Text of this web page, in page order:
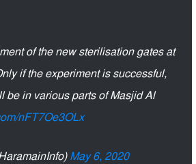
of the new sterilisation gates at
if the experiment is successful,
be in various parts of Masjid Al
nFT7Oe3OLx
May 6, 2020